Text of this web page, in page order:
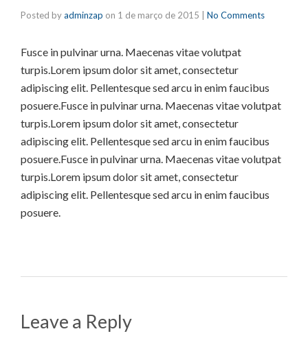
áudio
Posted byadminzap on 1 de março de 2015 No Comments
Fusce in pulvinar urna. Maecenas vitae volutpat
turpis.Lorem ipsum dolor sit amet, consectetur
adipiscing elit. Pellentesque sed arcu in enim faucibus
posuere.Fusce in pulvinar urna. Maecenas vitae volutpat
turpis.Lorem ipsum dolor sit amet, consectetur
adipiscing elit. Pellentesque sed arcu in enim faucibus
posuere.Fusce in pulvinar urna. Maecenas vitae volutpat
turpis.Lorem ipsum dolor sit amet, consectetur
adipiscing elit. Pellentesque sed arcu in enim faucibus
posuere.
Leave a Reply